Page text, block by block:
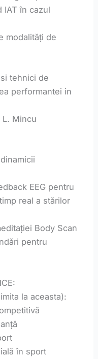
IAT în cazul
modalități de
tehnici de
performantei in
L. Mincu
EEG pentru
real a stărilor
Body Scan
pentru
la aceasta):
în sport